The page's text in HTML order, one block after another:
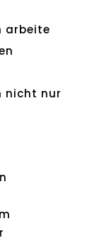
arbeite
nicht nur